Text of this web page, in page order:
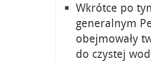
Wkrótce po
generalnym
obejmowały
do czystej